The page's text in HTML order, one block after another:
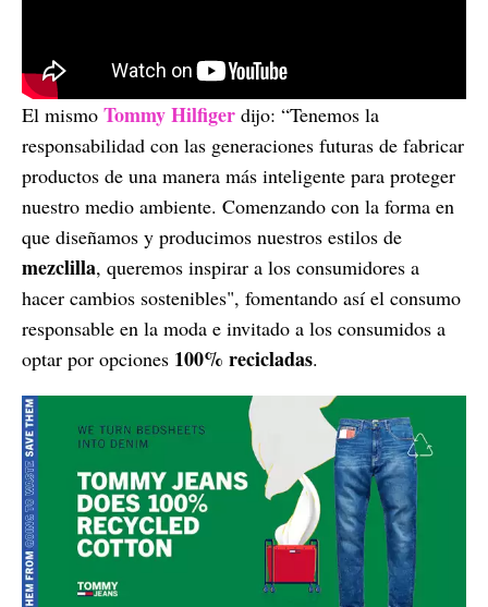
El mismo Tommy Hilfiger dijo: “Tenemos la
responsabilidad con las generaciones futuras de fabricar
productos de una manera más inteligente para proteger
nuestro medio ambiente. Comenzando con la forma en
que diseñamos y producimos nuestros estilos de
mezclilla, queremos inspirar a los consumidores a
hacer cambios sostenibles", fomentando así el consumo
responsable en la moda e invitado a los consumidos a
optar por opciones 100% recicladas.